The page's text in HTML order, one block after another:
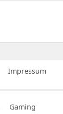
Impressum
Gaming